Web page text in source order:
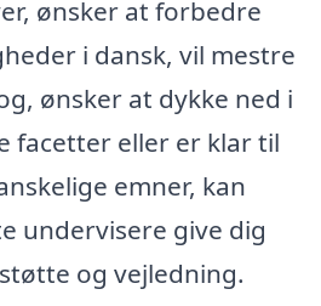
ønsker at forbedre
i dansk, vil mestre
ønsker at dykke ned i
facetter eller er klar til
emner, kan
undervisere give dig
og vejledning.